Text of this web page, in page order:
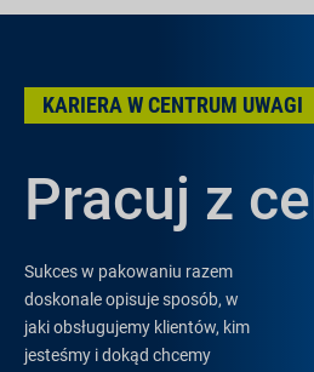
KARIERA W CENTRUM UWAGI
Pracuj z
Sukces w pakowaniu razem
doskonale opisuje sposób, w
jaki obsługujemy klientów, kim
jesteśmy i dokąd chcemy